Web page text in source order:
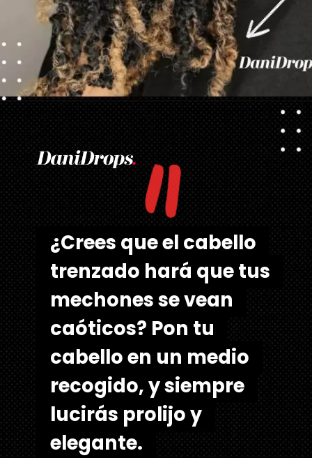
Abriendo... "
¿Crees que el cabello
trenzado hará que tus
mechones se vean
caóticos? Pon tu
cabello en un medio
recogido, y siempre
lucirás prolijo y
elegante.
¿Crees que el cabello
trenzado hará que tus
mechones se vean
caóticos? Pon tu
cabello en un medio
recogido, y siempre
lucirás prolijo y
elegante.